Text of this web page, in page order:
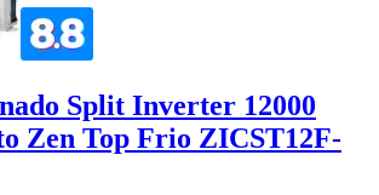
Split Inverter 12000
Zen Top Frio ZICST12F-